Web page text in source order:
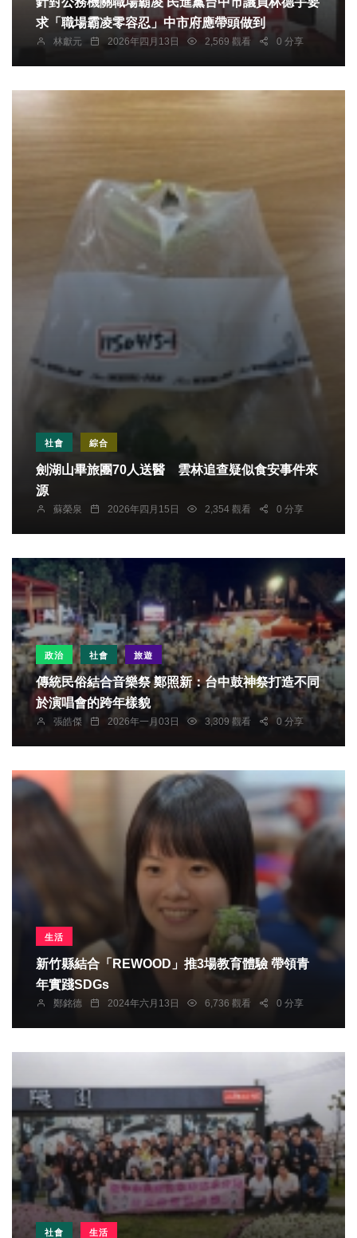
求「職場霸凌零容忍」中市府應帶頭做到
林獻元 2026年四月13日 2,569 觀看 0 分享
社會 綜合
劍湖山畢旅團70人送醫 雲林追查疑似食安事件來
源
蘇榮泉 2026年四月15日 2,354 觀看 0 分享
政治 社會 旅遊
傳統民俗結合音樂祭 鄭照新：台中鼓神祭打造不同
於演唱會的跨年樣貌
張皓傑 2026年一月03日 3,309 觀看 0 分享
生活
新竹縣結合「REWOOD」推3場教育體驗 帶領青
年實踐SDGs
鄭銘德 2024年六月13日 6,736 觀看 0 分享
社會 生活